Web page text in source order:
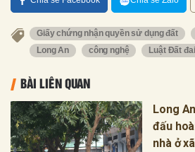
Giấy chứng nhận quyền sử dụng đất
Long An
công nghệ Luật Đất đai
BÀI LIÊN QUAN
Long
đấu
nhà ở